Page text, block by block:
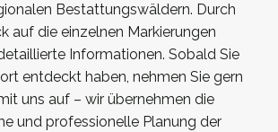
Bestattungswäldern. Durch
auf die einzelnen Markierungen
Informationen. Sobald Sie
entdeckt haben, nehmen Sie gern
uns auf – wir übernehmen die
und professionelle Planung der